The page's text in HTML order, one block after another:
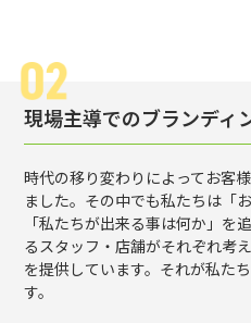
現場主導でのブランディ
時代の移り変わりによってお客
ました。その中でも私たちは「
「私たちが出来る事は何か」を
るスタッフ・店舗がそれぞれ考
を提供しています。それが私た
す。